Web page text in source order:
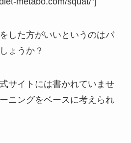
した方がいいというのはバ
ょうか？
サイトには書かれていませ
ニングをベースに考えられ